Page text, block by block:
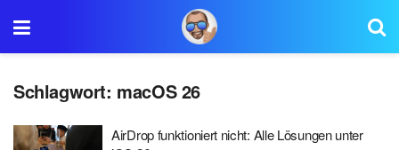
Schlagwort: macOS 26
AirDrop funktioniert nicht: Alle Lösungen unter